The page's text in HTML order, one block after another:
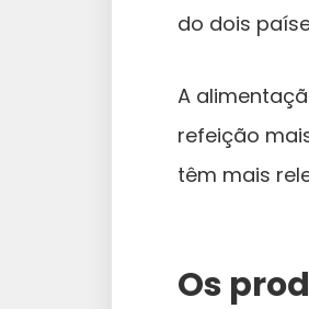
do dois
A
refeição
têm mais
Os